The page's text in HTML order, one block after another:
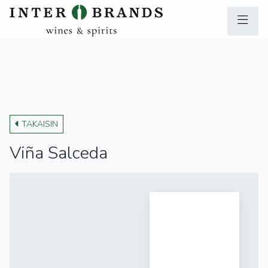
TAKAISIN
Viña Salceda